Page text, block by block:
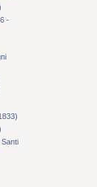
-